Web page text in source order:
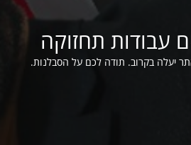
עבודות תחזוקה
יעלה בקרוב. תודה לכם על הסבלנות.